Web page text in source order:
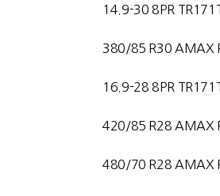
14.9-30 8PR
380/85 R30 AMAX
16.9-28 8PR
420/85 R28 AMAX
480/70 R28 AMAX